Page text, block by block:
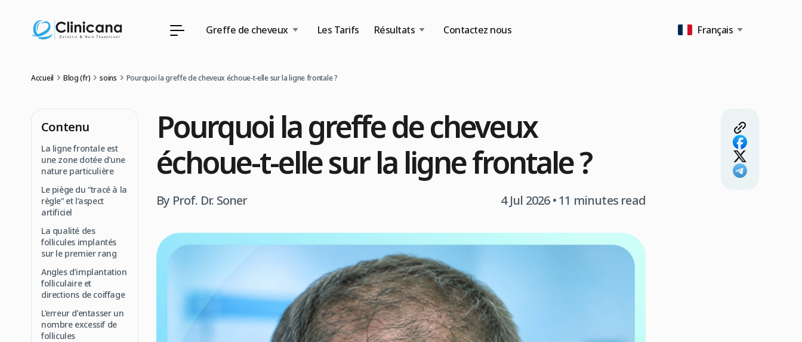
Greffe de cheveux Les Tarifs Résultats Contactez nous Français
Accueil Blog (fr) soins Pourquoi la greffe de cheveux échoue-t-elle sur la ligne frontale ?
Contenu
La ligne frontale est
une zone dotée d’une
nature particulière
Le piège du “tracé à la
règle” et l’aspect
artificiel
La qualité des
follicules implantés
sur le premier rang
Angles d’implantation
folliculaire et
directions de coiffage
L’erreur d’entasser un
nombre excessif de
follicules
Pourquoi la greffe de cheveux
échoue-t-elle sur la ligne frontale ?
By Prof. Dr. Soner 4 Jul 2026• 11 minutes read